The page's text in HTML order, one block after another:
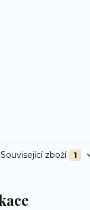
Související zboží 1